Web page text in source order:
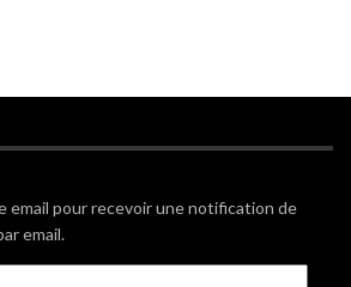
email pour recevoir une notification de
email.